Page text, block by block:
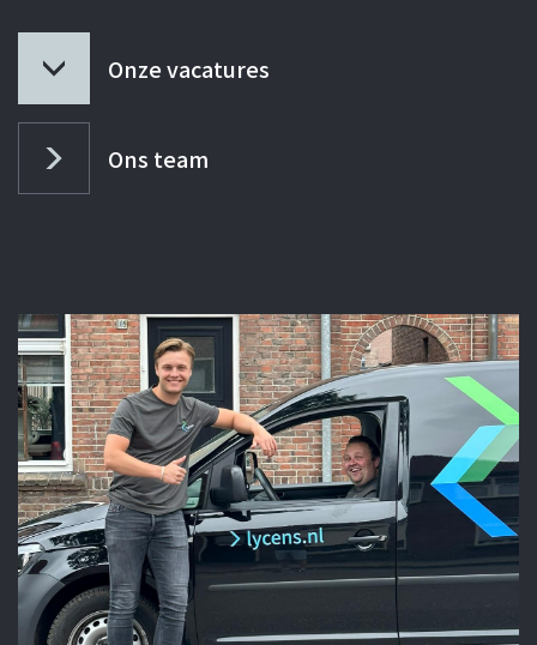
Onze vacatures
Ons team